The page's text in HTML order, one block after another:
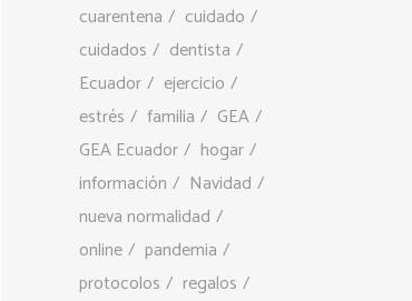
cuarentena
cuidado
cuidados
dentista
Ecuador
ejercicio
estrés
familia
GEA
GEA Ecuador
hogar
información
Navidad
nueva normalidad
online
pandemia
protocolos
regalos